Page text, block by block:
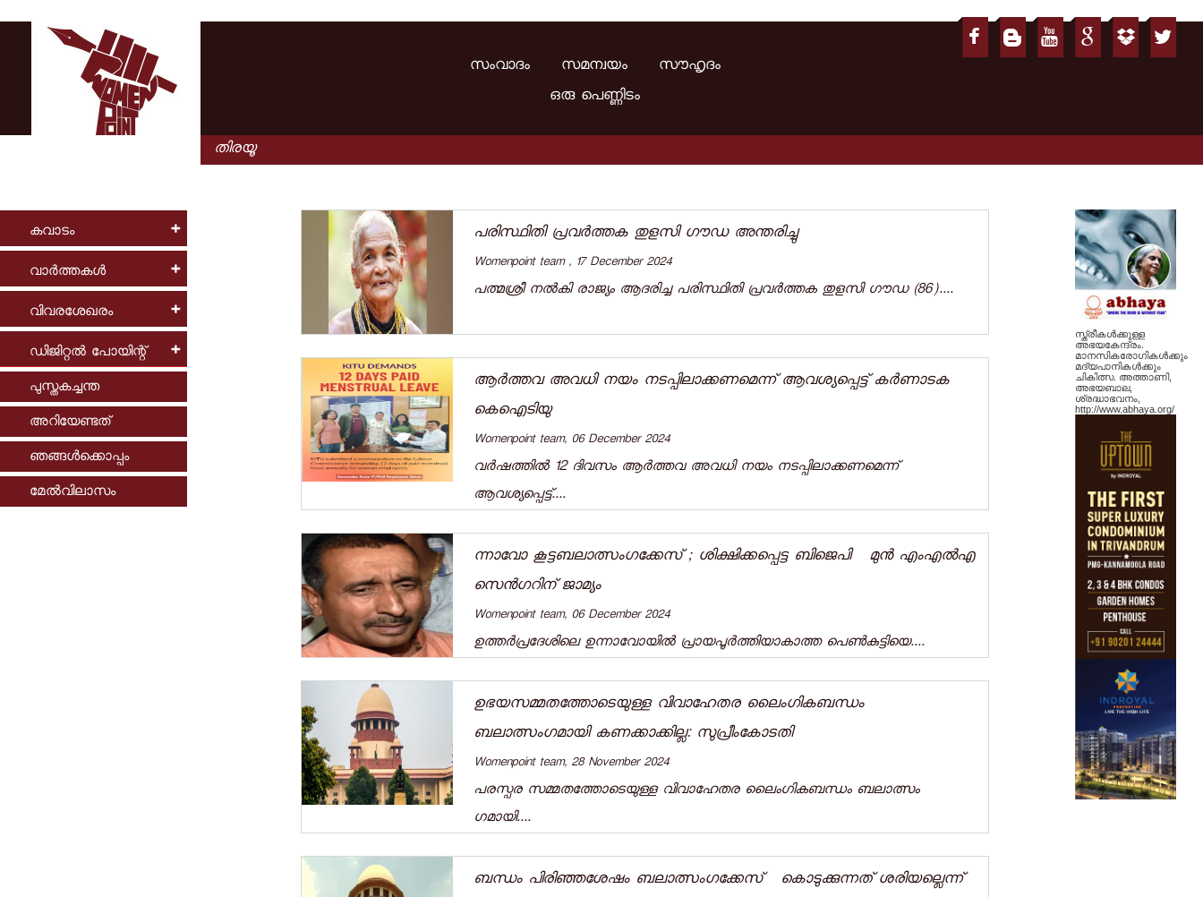
സംവാദം സമന്വയം സൗഹൃദം
ഒരു പെണ്ണിടം
കവാടം
വാര്‍ത്തകള്‍
വിവരശേഖരം
ഡിജിറ്റല്‍ പോയിന്റ്
പുസ്തകച്ചന്ത
അറിയേണ്ടത്
ഞങ്ങള്‍ക്കൊപ്പം
മേല്‍വിലാസം
പരിസ്ഥിതി പ്രവർത്തക തുളസി ​ഗൗഡ അന്തരിച്ചു
Womenpoint team , 17 December 2024
പത്മശ്രീ നൽകി രാജ്യം ആദരിച്ച പരിസ്ഥിതി പ്രവർത്തക തുളസി ​ഗൗഡ (86)....
ആർത്തവ അവധി നയം നടപ്പിലാക്കണമെന്ന്‌ ആവശ്യപ്പെട്ട്‌ കർണാടക
കെഐടിയു
Womenpoint team, 06 December 2024
വർഷത്തിൽ 12 ദിവസം ആർത്തവ അവധി നയം നടപ്പിലാക്കണമെന്ന്‌
ആവശ്യപ്പെട്ട്‌....
ന്നാവോ കൂട്ടബലാത്സംഗക്കേസ് ; ശിക്ഷിക്കപ്പെട്ട ബിജെപി മുന്‍ എംഎല്‍എ
സെൻഗറിന്‌ ജാമ്യം
Womenpoint team, 06 December 2024
ഉത്തർപ്രദേശിലെ ഉന്നാവോയിൽ പ്രായപൂർത്തിയാകാത്ത പെൺകുട്ടിയെ....
ഉഭയസമ്മതത്തോടെയുള്ള വിവാഹേതര ലൈംഗികബന്ധം
ബലാത്സംഗമായി കണക്കാക്കില്ല: സുപ്രീംകോടതി
Womenpoint team, 28 November 2024
പരസ്പര സമ്മതത്തോടെയുള്ള വിവാഹേതര ലൈം​ഗികബന്ധം ബലാത്സം​
ഗമായി....
ബന്ധം പിരിഞ്ഞശേഷം ബലാത്സംഗക്കേസ്‌ കൊടുക്കുന്നത്‌ ശരിയല്ലെന്ന്‌
സ്ത്രീകള്‍ക്കുള്ള
അഭയകേന്ദ്രം.
മാനസികരോഗികള്‍ക്കും
മദ്യപാനികള്‍ക്കും
ചികിത്സ. അത്താണി,
അഭയബാല,
ശ്രദ്ധാഭവനം,
http://www.abhaya.org/